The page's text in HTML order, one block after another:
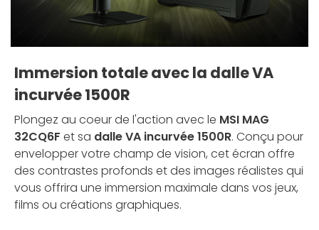
Immersion totale avec la dalle VA
incurvée 1500R
Plongez au coeur de l'action avec le MSI MAG
32CQ6F et sa dalle VA incurvée 1500R. Conçu pour
envelopper votre champ de vision, cet écran offre
des contrastes profonds et des images réalistes qui
vous offrira une immersion maximale dans vos jeux,
films ou créations graphiques.